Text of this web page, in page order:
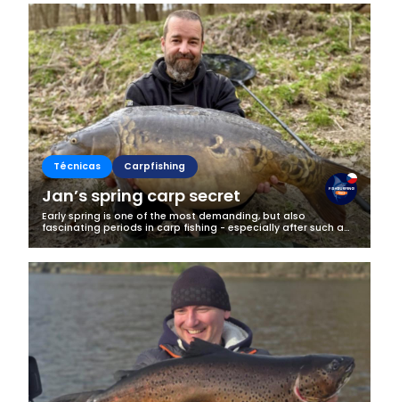
Técnicas Carpfishing
Jan’s spring carp secret
Early spring is one of the most demanding, but also
fascinating periods in carp fishing - especially after such a
long and harsh winter as we had this year. It’s a time when
fish are just...